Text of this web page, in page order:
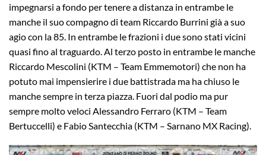
impegnarsi a fondo per tenere a distanza in entrambe le
manche il suo compagno di team Riccardo Burrini già a suo
agio con la 85. In entrambe le frazioni i due sono stati vicini
quasi fino al traguardo. Al terzo posto in entrambe le manche
Riccardo Mescolini (KTM – Team Emmemotori) che non ha
potuto mai impensierire i due battistrada ma ha chiuso le
manche sempre in terza piazza. Fuori dal podio ma pur
sempre molto veloci Alessandro Ferraro (KTM – Team
Bertuccelli) e Fabio Santecchia (KTM – Sarnano MX Racing).